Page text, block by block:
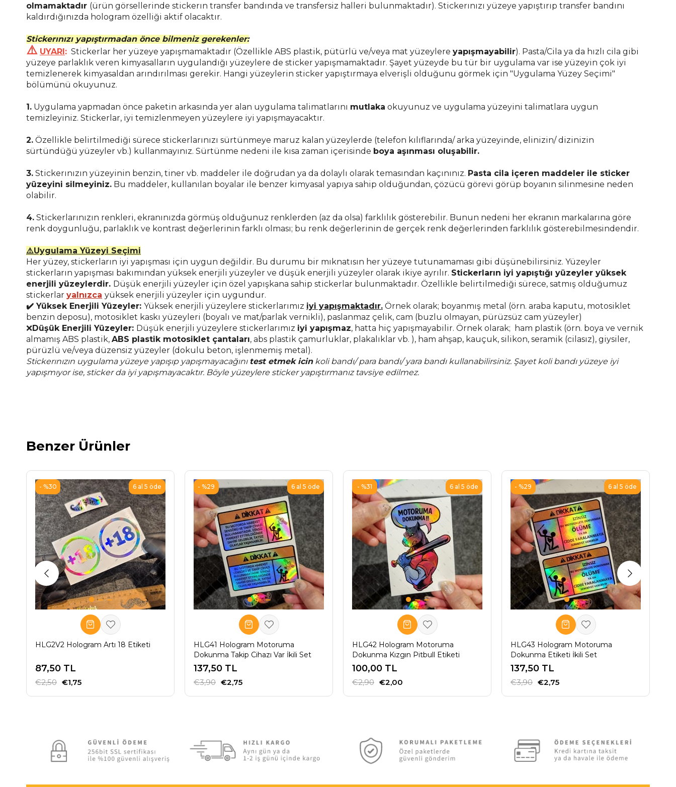
olmamaktadır (ürün görsellerinde stickerın transfer bandında ve transfersiz halleri bulunmaktadır). Stickerınızı yüzeye yapıştırıp transfer bandını
kaldırdığınızda hologram özelliği aktif olacaktır.
Stickerınızı yapıştırmadan önce bilmeniz gerekenler:
⚠️ UYARI: Stickerlar her yüzeye yapışmamaktadır (Özellikle ABS plastik, pütürlü ve/veya mat yüzeylere yapışmayabilir). Pasta/Cila ya da hızlı cila gibi
yüzeye parlaklık veren kimyasalların uygulandığı yüzeylere de sticker yapışmamaktadır. Şayet yüzeyde bu tür bir uygulama var ise yüzeyin çok iyi
temizlenerek kimyasaldan arındırılması gerekir. Hangi yüzeylerin sticker yapıştırmaya elverişli olduğunu görmek için "Uygulama Yüzey Seçimi"
bölümünü okuyunuz.
1. Uygulama yapmadan önce paketin arkasında yer alan uygulama talimatlarını mutlaka okuyunuz ve uygulama yüzeyini talimatlara uygun
temizleyiniz. Stickerlar, iyi temizlenmeyen yüzeylere iyi yapışmayacaktır.
2. Özellikle belirtilmediği sürece stickerlarınızı sürtünmeye maruz kalan yüzeylerde (telefon kılıflarında/ arka yüzeyinde, elinizin/ dizinizin
sürtündüğü yüzeyler vb.) kullanmayınız. Sürtünme nedeni ile kısa zaman içerisinde boya aşınması oluşabilir.
3. Stickerınızın yüzeyinin benzin, tiner vb. maddeler ile doğrudan ya da dolaylı olarak temasından kaçınınız. Pasta cila içeren maddeler ile sticker
yüzeyini silmeyiniz. Bu maddeler, kullanılan boyalar ile benzer kimyasal yapıya sahip olduğundan, çözücü görevi görüp boyanın silinmesine neden
olabilir.
4. Stickerlarınızın renkleri, ekranınızda görmüş olduğunuz renklerden (az da olsa) farklılık gösterebilir. Bunun nedeni her ekranın markalarına göre
renk doygunluğu, parlaklık ve kontrast değerlerinin farklı olması; bu renk değerlerinin de gerçek renk değerlerinden farklılık gösterebilmesindendir.
⚠️Uygulama Yüzeyi Seçimi
Her yüzey, stickerların iyi yapışması için uygun değildir. Bu durumu bir mıknatısın her yüzeye tutunamaması gibi düşünebilirsiniz. Yüzeyler
stickerların yapışması bakımından yüksek enerjili yüzeyler ve düşük enerjili yüzeyler olarak ikiye ayrılır. Stickerların iyi yapıştığı yüzeyler yüksek
enerjili yüzeylerdir. Düşük enerjili yüzeyler için özel yapışkana sahip stickerlar bulunmaktadır. Özellikle belirtilmediği sürece, satmış olduğumuz
stickerlar yalnızca yüksek enerjili yüzeyler için uygundur.
✔️ Yüksek Enerjili Yüzeyler: Yüksek enerjili yüzeylere stickerlarımız iyi yapışmaktadır. Örnek olarak; boyanmış metal (örn. araba kaputu, motosiklet
benzin deposu), motosiklet kaskı yüzeyleri (boyalı ve mat/parlak vernikli), paslanmaz çelik, cam (buzlu olmayan, pürüzsüz cam yüzeyler)
❌Düşük Enerjili Yüzeyler: Düşük enerjili yüzeylere stickerlarımız iyi yapışmaz, hatta hiç yapışmayabilir. Örnek olarak; ham plastik (örn. boya ve vernik
almamış ABS plastik, ABS plastik motosiklet çantaları, abs plastik çamurluklar, plakalıklar vb. ), ham ahşap, kauçuk, silikon, seramik (cilasız), giysiler,
pürüzlü ve/veya düzensiz yüzeyler (dokulu beton, işlenmemiş metal).
Stickerınızın uygulama yüzeye yapışıp yapışmayacağını test etmek icinkoli bandı/ para bandı/ yara bandı kullanabilirsiniz. Şayet koli bandı yüzeye iyi
yapışmıyor ise, sticker da iyi yapışmayacaktır. Böyle yüzeylere sticker yapıştırmanız tavsiye edilmez.
Benzer Ürünler
HLG2V2 Hologram Artı 18 Etiketi
87,50 TL
€1,75
€2,50
%30 6 al 5 öde
HLG41 Hologram Motoruma
Dokunma Takip Cihazı Var İkili Set
137,50 TL
€2,75
€3,90
%29 6 al 5 öde
HLG42 Hologram Motoruma
Dokunma Kızgın Pitbull Etiketi
100,00 TL
€2,00
€2,90
%31 6 al 5 öde
HLG43 Hologram Motoruma
Dokunma Etiketi İkili Set
137,50 TL
€2,75
€3,90
%29 6 al 5 öde